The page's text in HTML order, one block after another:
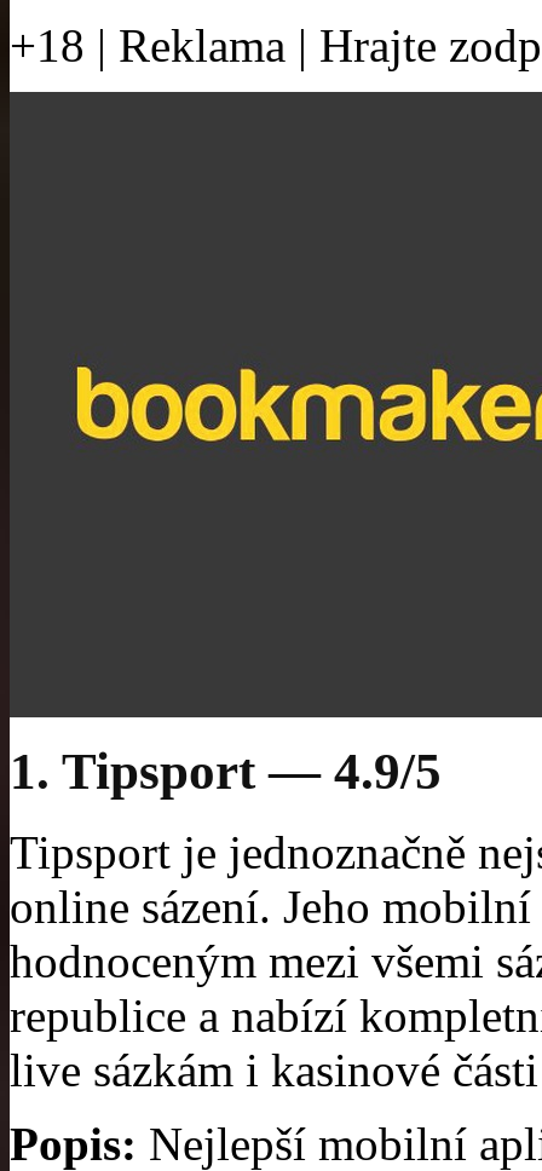
+18 | Reklama | Hrajte
1. Tipsport — 4.9/5
Tipsport je jednoznačně
online sázení. Jeho
hodnoceným mezi všemi
republice a nabízí
live sázkám i kasinové
Popis: Nejlepší mobilní